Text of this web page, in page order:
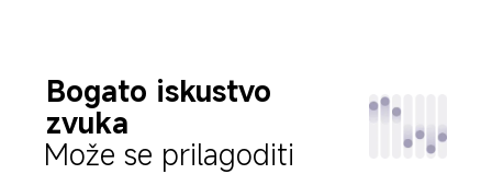
Bogato iskustvo
zvuka
Može se prilagoditi